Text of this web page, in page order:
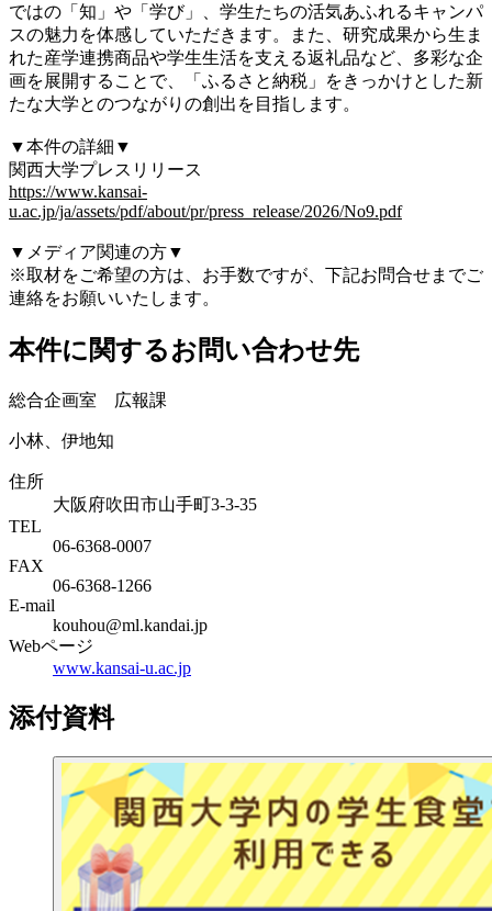
ではの「知」や「学び」、学生たちの活気あふれるキャンパ
スの魅力を体感していただきます。また、研究成果から生ま
れた産学連携商品や学生生活を支える返礼品など、多彩な企
画を展開することで、「ふるさと納税」をきっかけとした新
たな大学とのつながりの創出を目指します。
▼本件の詳細▼
関西大学プレスリリース
https://www.kansai-
u.ac.jp/ja/assets/pdf/about/pr/press_release/2026/No9.pdf
▼メディア関連の方▼
※取材をご希望の方は、お手数ですが、下記お問合せまでご
連絡をお願いいたします。
本件に関するお問い合わせ先
総合企画室 広報課
小林、伊地知
住所
大阪府吹田市山手町3-3-35
TEL
06-6368-0007
FAX
06-6368-1266
E-mail
kouhou@ml.kandai.jp
Webページ
www.kansai-u.ac.jp
添付資料